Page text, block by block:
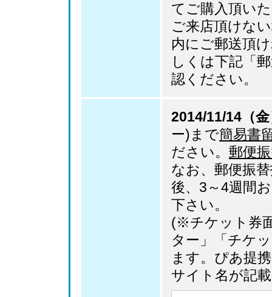
てご購入頂い
ご来店頂けな
内にご郵送頂
しくは下記「
認ください。
2014/11/14（
ー)まで簡易書
ださい。 郵便
なお、郵便振
後、3～4週間
下さい。
(※チケット券
ター」「チケ
ます。ぴあ提
サイト名が記